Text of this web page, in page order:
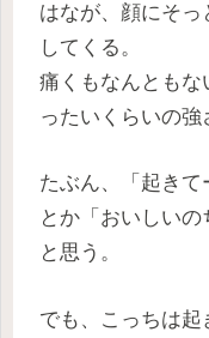
はなが、顔にそっ
してくる。
痛くもなんともな
ったいくらいの強
たぶん、「起きて
とか「おいしい
と思う。
でも、こっちは